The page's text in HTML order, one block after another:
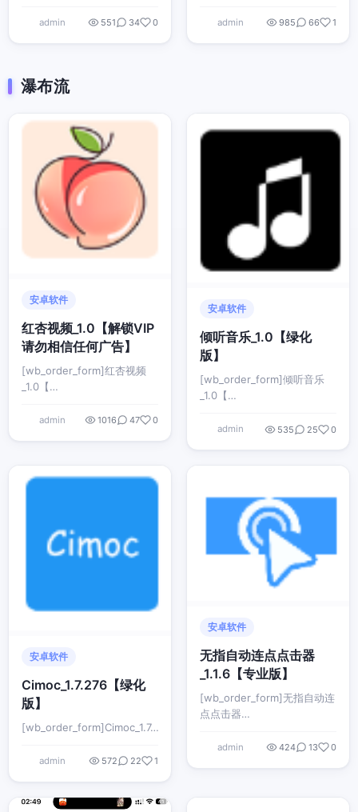
admin 551 34 0 admin 985 66 1
瀑布流
安卓软件
红杏视频_1.0【解锁VIP
请勿相信任何广告】
[wb_order_form]红杏视频
_1.0【…
admin 1016 47 0
安卓软件
倾听音乐_1.0【绿化
版】
[wb_order_form]倾听音乐
_1.0【…
admin 535 25 0
安卓软件
Cimoc_1.7.276【绿化
版】
[wb_order_form]Cimoc_1.7…
admin 572 22 1
安卓软件
无指自动连点点击器
_1.1.6【专业版】
[wb_order_form]无指自动连
点点击器…
admin 424 13 0